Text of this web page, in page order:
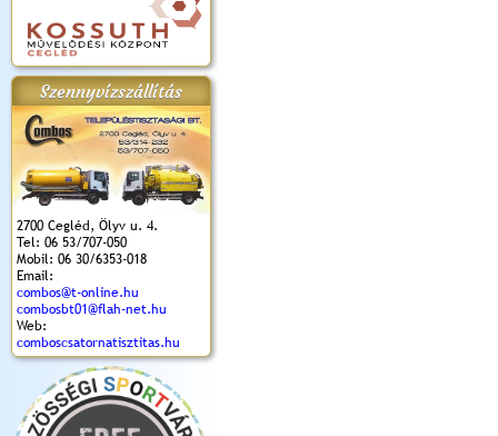
Szennyvízszállítás
2700 Cegléd, Ölyv u. 4.
Tel: 06 53/707-050
Mobil: 06 30/6353-018
Email:
combos@t-online.hu
combosbt01@flah-net.hu
Web:
comboscsatornatisztitas.hu
2018.
Kossuth Toborzó
Ünnepély
Szent István Ünnepe
(2017. 08. 20.)